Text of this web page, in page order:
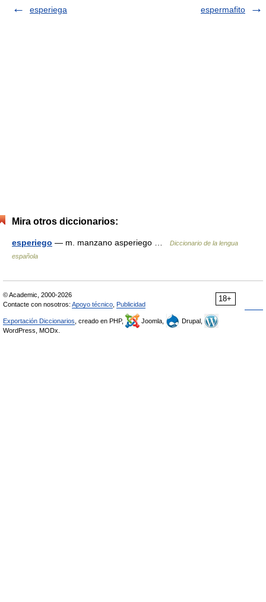
esperiega
espermafito
Mira otros diccionarios:
esperiego — m. manzano asperiego …
Diccionario de la lengua
española
18+
© Academic, 2000-2026
Contacte con nosotros: Apoyo técnico Publicidad
Exportación Diccionarios , creado en PHP, Joomla,
Drupal,
WordPress, MODx.